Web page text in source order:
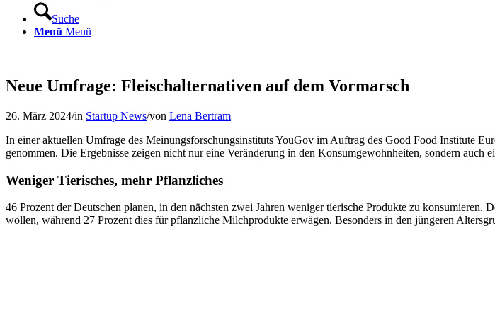
Suche
Menü Menü
Neue Umfrage: Fleischalternativen auf dem Vormarsch
26. März 2024/in Startup News/von Lena Bertram
In einer aktuellen Umfrage des Meinungsforschungsinstituts YouGov im Auftrag des Good Food Institute
genommen. Die Ergebnisse zeigen nicht nur eine Veränderung in den Konsumgewohnheiten, sondern auch
Weniger Tierisches, mehr Pflanzliches
46 Prozent der Deutschen planen, in den nächsten zwei Jahren weniger tierische Produkte zu
wollen, während 27 Prozent dies für pflanzliche Milchprodukte erwägen. Besonders in den jüngeren